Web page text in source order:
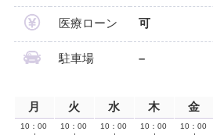
医療ローン 可
駐車場 –
月 火 水 木 金
10：00
10：00
10：00
10：00
10：00